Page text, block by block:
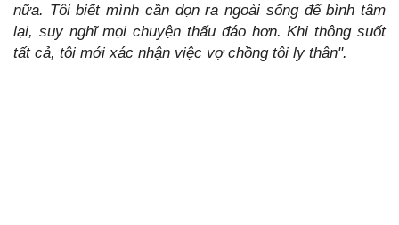
nữa. Tôi biết mình cần dọn ra ngoài sống để bình tâm
lại, suy nghĩ mọi chuyện thấu đáo hơn. Khi thông suốt
tất cả, tôi mới xác nhận việc vợ chồng tôi ly thân".